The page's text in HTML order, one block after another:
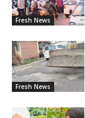
Fresh News
Fresh News